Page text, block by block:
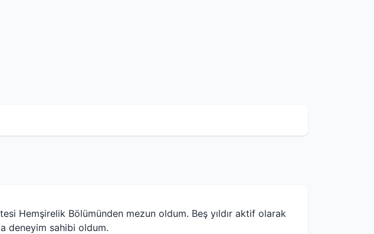
Hemşirelik Bölümünden mezun oldum. Beş yıldır aktif olarak
deneyim sahibi oldum.